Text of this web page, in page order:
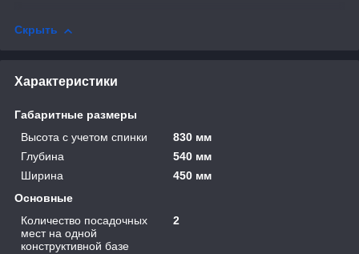
Скрыть
Характеристики
Габаритные размеры
Высота с учетом спинки
830 мм
Глубина
540 мм
Ширина
450 мм
Основные
Количество посадочных
мест на одной
конструктивной базе
2